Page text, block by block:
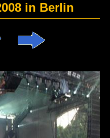
in Berlin